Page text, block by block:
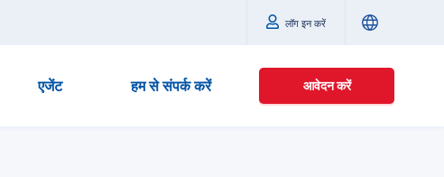
लॉग इन करें
एजेंट हम से संपर्क करें आवेदन करें